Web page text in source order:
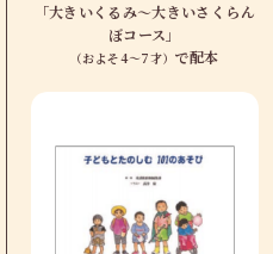
「大きいくるみ〜大きいさくらん
ぼコース」
（およそ4〜7才） で配本